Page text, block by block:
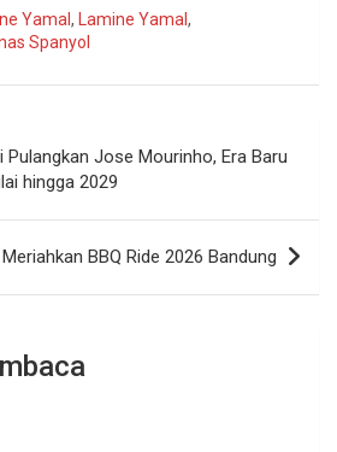
Yamal, Lamine Yamal,
Spanyol
Pulangkan Jose Mourinho, Era Baru
hingga 2029
Meriahkan BBQ Ride 2026 Bandung